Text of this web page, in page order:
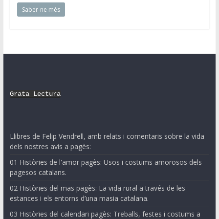
Saber-ne més
Grata Lectura
Llibres de Felip Vendrell, amb relats i comentaris sobre la vida
dels nostres avis a pagès:
01 Històries de l'amor pagès: Usos i costums amorosos dels
pagesos catalans.
02 Històries del mas pagès: La vida rural a través de les
estances i els entorns d’una masia catalana.
03 Històries del calendari pagès: Treballs, festes i costums a